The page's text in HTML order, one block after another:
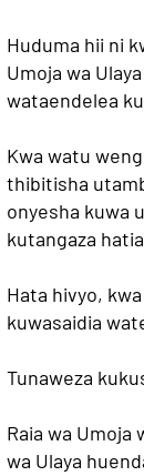
Huduma hii ni
Umoja wa
wataendelea
Kwa watu
thibitisha
onyesha kuwa
kutangaza
Hata hivyo,
kuwasaidia
Tunaweza
Raia wa Umoja
wa Ulaya